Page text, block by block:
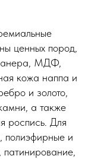
ценных пород,
МДФ,
кожа наппа и
и золото,
а также
роспись. Для
полиэфирные и
патинирование,